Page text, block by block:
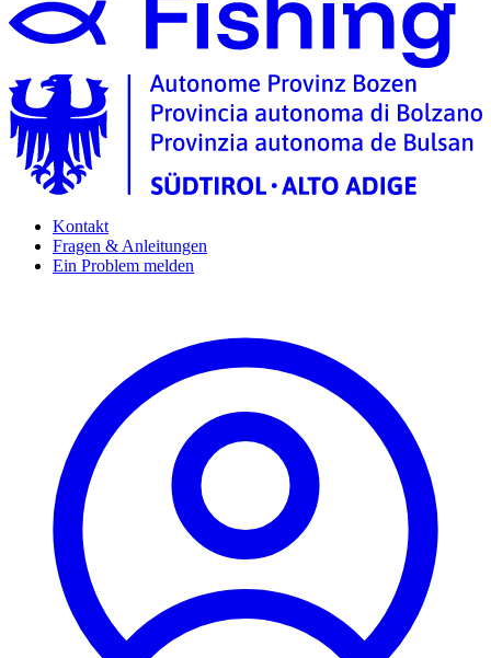
Kontakt
Fragen & Anleitungen
Ein Problem melden